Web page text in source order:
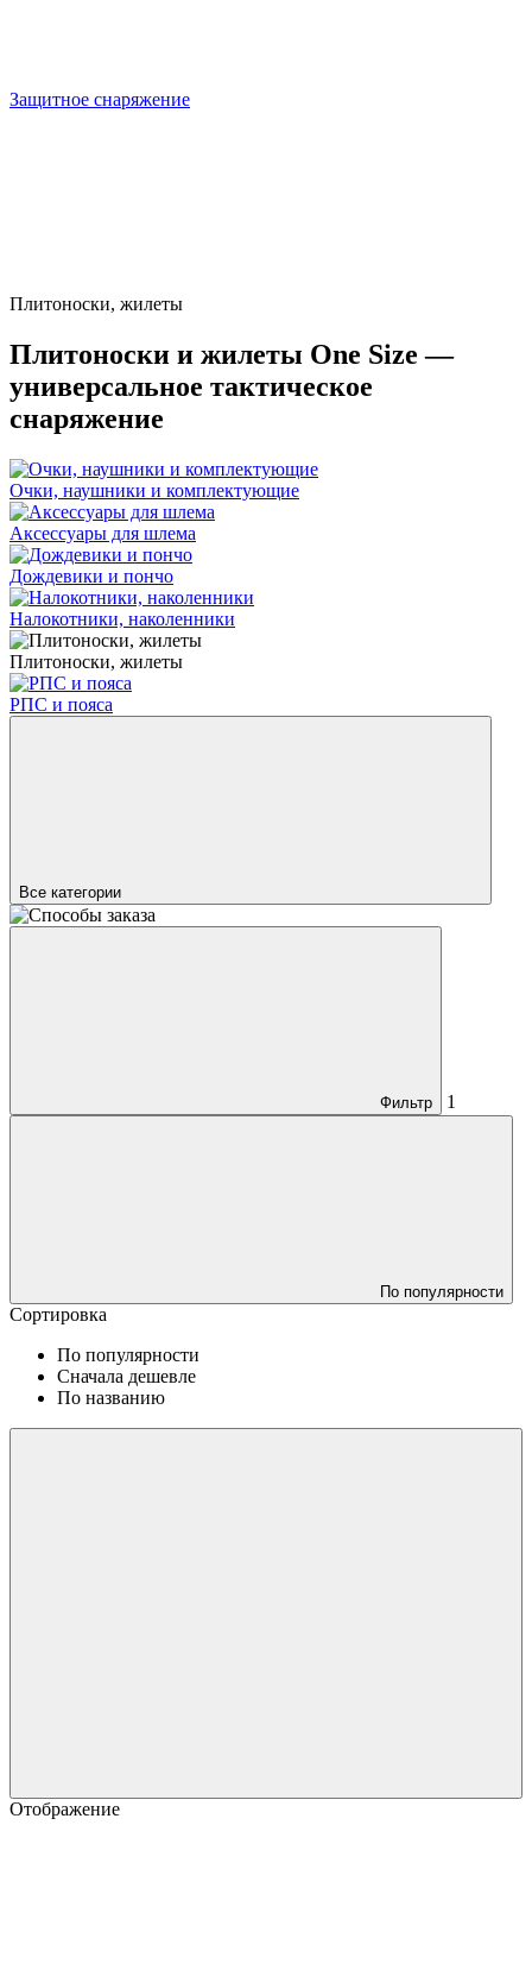
Защитное снаряжение
Плитоноски, жилеты
Плитоноски и жилеты One Size —
универсальное тактическое
снаряжение
Очки, наушники и комплектующие
Аксессуары для шлема
Дождевики и пончо
Налокотники, наколенники
Плитоноски, жилеты
РПС и пояса
Все категории
Фильтр 1
По популярности
Сортировка
По популярности
Сначала дешевле
По названию
Отображение